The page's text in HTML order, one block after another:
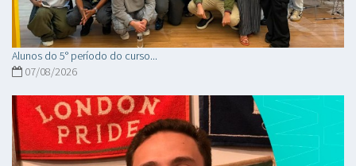
Alunos do 5° período do curso...
07/08/2026